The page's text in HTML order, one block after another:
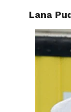
Lana